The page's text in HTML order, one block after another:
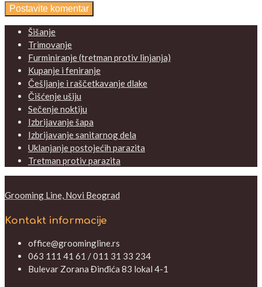
Šišanje
Trimovanje
Furminiranje (tretman protiv linjanja)
Kupanje i feniranje
Češljanje i raščetkavanje dlake
Čišćenje ušiju
Sečenje noktiju
Izbrijavanje šapa
Izbrijavanje sanitarnog dela
Uklanjanje postojećih parazita
Tretman protiv parazita
Grooming Line, Novi Beograd
Kontakt informacije
office@groomingline.rs
063 111 41 61 / 011 31 33 234
Bulevar Zorana Đinđića 83 lokal 4-1